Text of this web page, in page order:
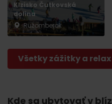
Klzisko Čutkovská
dolina
Ružomberok
Všetky zážitky a relax
Kde sa ubytovať v
Odchod